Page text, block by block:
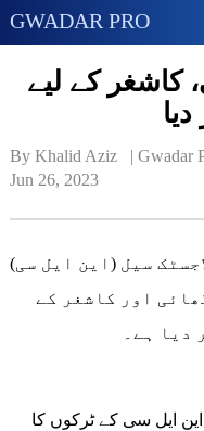
GWADAR PRO
کاشغر کے لیے
By Khalid Aziz   | Gwadar
Jun 26, 2023
سیل (این ایل سی)
اور کاشغر کے
دیا ہے۔
ایل سی کے ٹرکوں کا